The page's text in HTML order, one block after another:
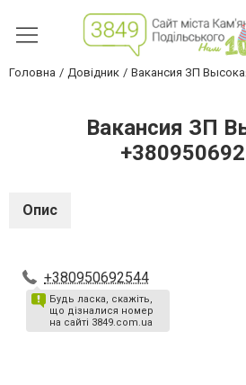
Головна Довідник Вакансия ЗП
Вакансия ЗП
Опис
+380950692544
Будь ласка, скажіть,
що дізналися номер
на сайті 3849.com.ua